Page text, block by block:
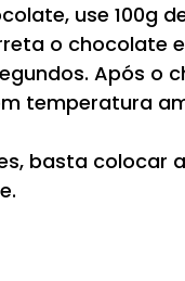
use 100g
o chocolate
Após o
temperatura
basta colocar